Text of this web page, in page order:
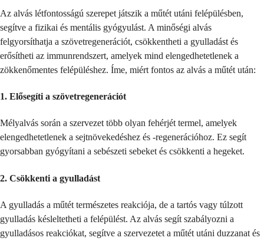
Az alvás létfontosságú szerepet játszik a műtét utáni felépülésben,
segítve a fizikai és mentális gyógyulást. A minőségi alvás
felgyorsíthatja a szövetregenerációt, csökkentheti a gyulladást és
erősítheti az immunrendszert, amelyek mind elengedhetetlenek a
zökkenőmentes felépüléshez. Íme, miért fontos az alvás a műtét után:
1. Elősegíti a szövetregenerációt
Mélyalvás során a szervezet több olyan fehérjét termel, amelyek
elengedhetetlenek a sejtnövekedéshez és -regenerációhoz. Ez segít
gyorsabban gyógyítani a sebészeti sebeket és csökkenti a hegeket.
2. Csökkenti a gyulladást
A gyulladás a műtét természetes reakciója, de a tartós vagy túlzott
gyulladás késleltetheti a felépülést. Az alvás segít szabályozni a
gyulladásos reakciókat, segítve a szervezetet a műtét utáni duzzanat és